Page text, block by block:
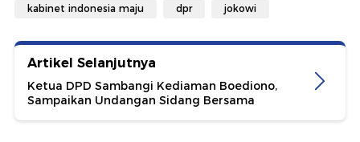
kabinet indonesia maju dpr jokowi
Artikel Selanjutnya
Ketua DPD Sambangi Kediaman Boediono,
Sampaikan Undangan Sidang Bersama